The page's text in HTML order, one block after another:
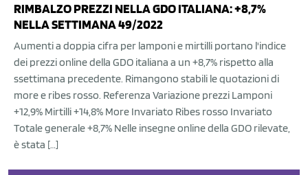
RIMBALZO PREZZI NELLA GDO ITALIANA: +8,7%
NELLA SETTIMANA 49/2022
Aumenti a doppia cifra per lamponi e mirtilli portano l'indice
dei prezzi online della GDO italiana a un +8,7% rispetto alla
ssettimana precedente. Rimangono stabili le quotazioni di
more e ribes rosso. Referenza Variazione prezzi Lamponi
+12,9% Mirtilli +14,8% More Invariato Ribes rosso Invariato
Totale generale +8,7% Nelle insegne online della GDO rilevate,
è stata […]